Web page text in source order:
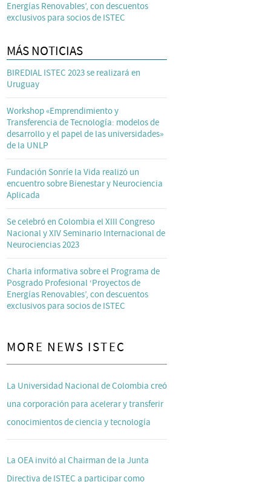
Energías Renovables’, con descuentos
exclusivos para socios de ISTEC
MÁS NOTICIAS
BIREDIAL ISTEC 2023 se realizará en
Uruguay
Workshop «Emprendimiento y
Transferencia de Tecnología: modelos de
desarrollo y el papel de las universidades»
de la UNLP
Fundación Sonríe la Vida realizó un
encuentro sobre Bienestar y Neurociencia
Aplicada
Se celebró en Colombia el XIII Congreso
Nacional y XIV Seminario Internacional de
Neurociencias 2023
Charla informativa sobre el Programa de
Posgrado Profesional ‘Proyectos de
Energías Renovables’, con descuentos
exclusivos para socios de ISTEC
MORE NEWS ISTEC
La Universidad Nacional de Colombia creó
una corporación para acelerar y transferir
conocimientos de ciencia y tecnología
La OEA invitó al Chairman de la Junta
Directiva de ISTEC a participar como